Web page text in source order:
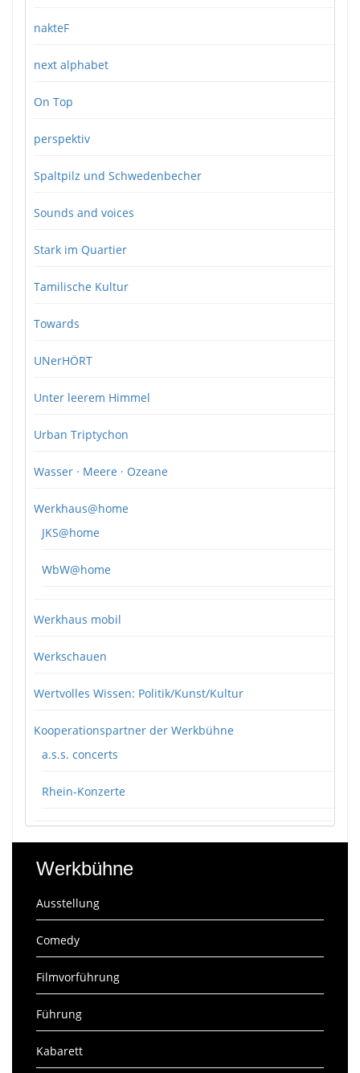
nakteF
next alphabet
On Top
perspektiv
Spaltpilz und Schwedenbecher
Sounds and voices
Stark im Quartier
Tamilische Kultur
Towards
UNerHÖRT
Unter leerem Himmel
Urban Triptychon
Wasser · Meere · Ozeane
Werkhaus@home
JKS@home
WbW@home
Werkhaus mobil
Werkschauen
Wertvolles Wissen: Politik/Kunst/Kultur
Kooperationspartner der Werkbühne
a.s.s. concerts
Rhein-Konzerte
Werkbühne
Ausstellung
Comedy
Filmvorführung
Führung
Kabarett